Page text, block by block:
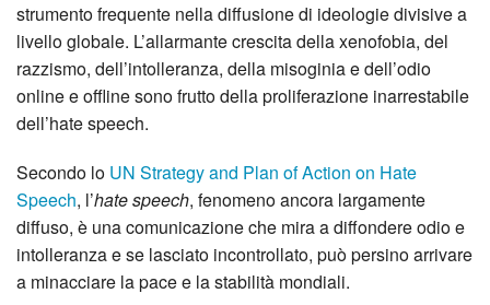
strumento frequente nella diffusione di ideologie divisive a
livello globale. L’allarmante crescita della xenofobia, del
razzismo, dell’intolleranza, della misoginia e dell’odio
online e offline sono frutto della proliferazione inarrestabile
dell’hate speech.
Secondo lo UN Strategy and Plan of Action on Hate
Speech, l’hate speech, fenomeno ancora largamente
diffuso, è una comunicazione che mira a diffondere odio e
intolleranza e se lasciato incontrollato, può persino arrivare
a minacciare la pace e la stabilità mondiali.